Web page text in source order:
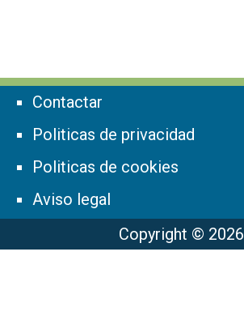
Contactar
Politicas de privacidad
Politicas de cookies
Aviso legal
Copyright © 2026